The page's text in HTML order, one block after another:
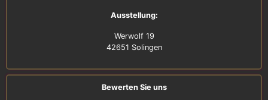
Ausstellung:
Werwolf 19
42651 Solingen
Bewerten Sie uns